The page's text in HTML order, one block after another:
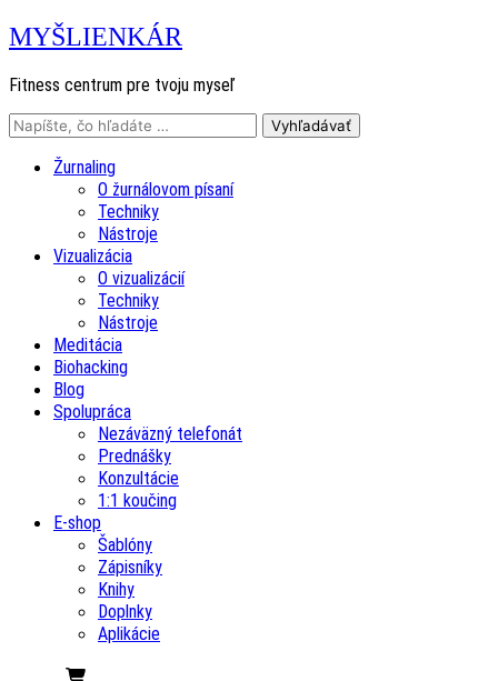
MYŠLIENKÁR
Fitness centrum pre tvoju myseľ
Žurnaling
O žurnálovom písaní
Techniky
Nástroje
Vizualizácia
O vizualizácií
Techniky
Nástroje
Meditácia
Biohacking
Blog
Spolupráca
Nezáväzný telefonát
Prednášky
Konzultácie
1:1 koučing
E-shop
Šablóny
Zápisníky
Knihy
Doplnky
Aplikácie